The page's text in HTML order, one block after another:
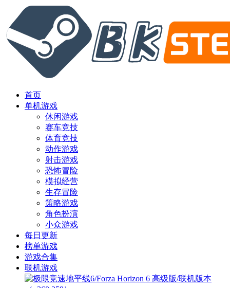
首页
单机游戏
休闲游戏
赛车竞技
体育竞技
动作游戏
射击游戏
恐怖冒险
模拟经营
生存冒险
策略游戏
角色扮演
小众游戏
每日更新
榜单游戏
游戏合集
联机游戏